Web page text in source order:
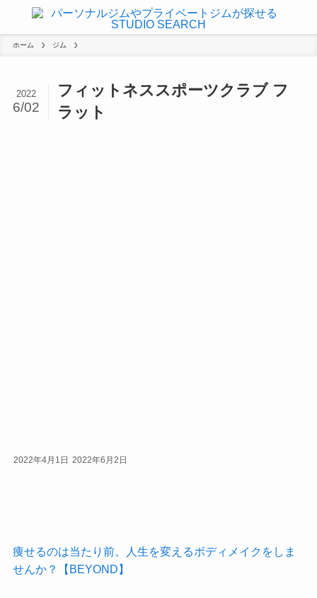
ホーム ジム
フィットネススポーツクラブ フ
ラット
2022
6/02
2022年4月1日 2022年6月2日
痩せるのは当たり前。人生を変えるボディメイクをしま
せんか？【BEYOND】